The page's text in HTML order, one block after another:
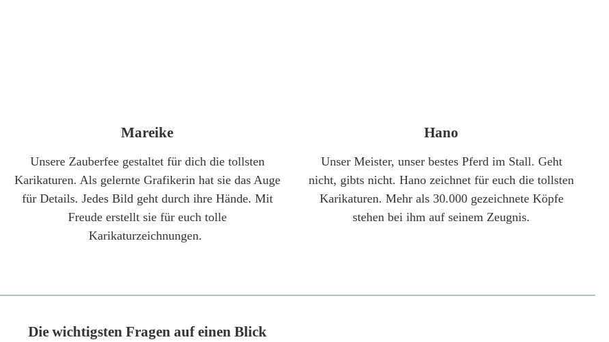
Mareike
Unsere Zauberfee gestaltet für dich die tollsten
Karikaturen. Als gelernte Grafikerin hat sie das Auge
für Details. Jedes Bild geht durch ihre Hände. Mit
Freude erstellt sie für euch tolle
Karikaturzeichnungen.
Hano
Unser Meister, unser bestes Pferd im Stall. Geht
nicht, gibts nicht. Hano zeichnet für euch die tollsten
Karikaturen. Mehr als 30.000 gezeichnete Köpfe
stehen bei ihm auf seinem Zeugnis.
Die wichtigsten Fragen auf einen Blick